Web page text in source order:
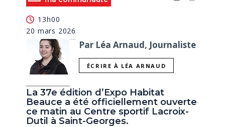
13h00
20 mars 2026
Par Léa Arnaud, Journaliste
ÉCRIRE À LÉA ARNAUD
La 37e édition d’Expo Habitat
Beauce a été officiellement ouverte
ce matin au Centre sportif Lacroix-
Dutil à Saint-Georges.